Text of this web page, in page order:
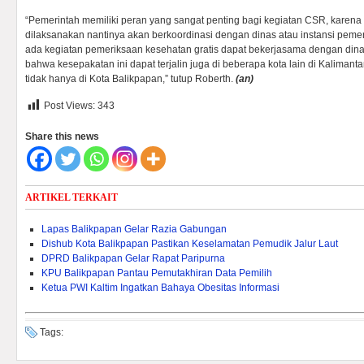
“Pemerintah memiliki peran yang sangat penting bagi kegiatan CSR,
dilaksanakan nantinya akan berkoordinasi dengan dinas atau instansi
ada kegiatan pemeriksaan kesehatan gratis dapat bekerjasama dengan
bahwa kesepakatan ini dapat terjalin juga di beberapa kota lain di
tidak hanya di Kota Balikpapan,” tutup Roberth. (an)
Post Views: 343
Share this news
ARTIKEL TERKAIT
Lapas Balikpapan Gelar Razia Gabungan
Dishub Kota Balikpapan Pastikan Keselamatan Pemudik Jalur Laut
DPRD Balikpapan Gelar Rapat Paripurna
KPU Balikpapan Pantau Pemutakhiran Data Pemilih
Ketua PWI Kaltim Ingatkan Bahaya Obesitas Informasi
Tags: